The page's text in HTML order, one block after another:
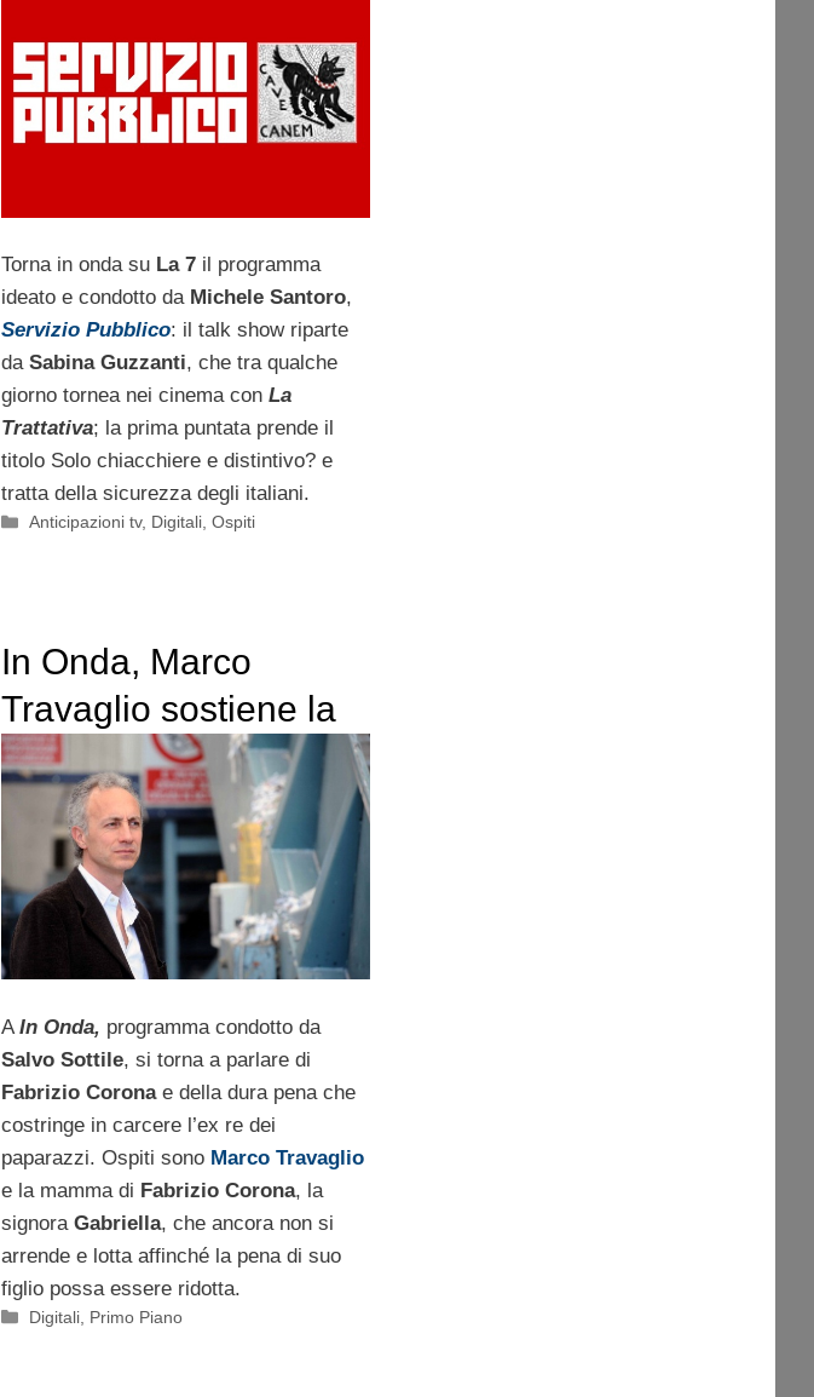
Magistris, Sallusti
Torna in onda su La 7il programma
ideato e condotto da Michele Santoro,
Servizio Pubblico: il talk show riparte
da Sabina Guzzanti, che tra qualche
giorno tornea nei cinema con La
Trattativa; la prima puntata prende il
titolo Solo chiacchiere e distintivo? e
tratta della sicurezza degli italiani.
Categorie
Anticipazioni tv, Digitali,Ospiti
In Onda, Marco
Travaglio sostiene la
mamma di Fabrizio
Corona
A In Onda, programma condotto da
Salvo Sottile, si torna a parlare di
Fabrizio Coronae della dura pena che
costringe in carcere l’ex re dei
paparazzi. Ospiti sono Marco Travaglio
e la mamma di Fabrizio Corona, la
signora Gabriella, che ancora non si
arrende e lotta affinché la pena di suo
figlio possa essere ridotta.
Categorie
Digitali Primo Piano